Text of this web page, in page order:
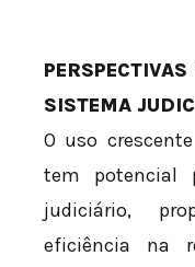
SISTEMA
O uso
tem potencial
judiciário,
eficiência na